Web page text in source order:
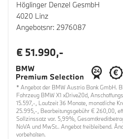
Höglinger Denzel GesmbH
4020 Linz
Angebotsnr: 2976087
€ 51.990,-
* Angebot der BMW Austria Bank GmbH.
Fahrzeug BMW X1 xDrive20d,
15.597,-, Laufzeit 36 Monate, monatliche
25.995,-, Bearbeitungsgebühr € 260,00,
Sollzinssatz var. 5,99%,
NoVA und MwSt.. Angebot freibleibend.
vorbehalten.